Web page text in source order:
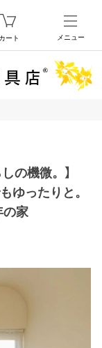
カート メニュー
の機微。】
ゆったりと。
の家